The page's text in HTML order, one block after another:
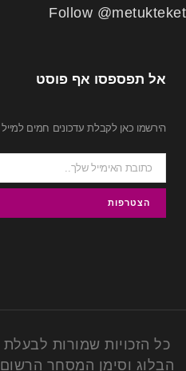
Follow @metukteket
אל תפספסו אף פוסט
הירשמו כאן לקבלת עדכונים חמים למייל
כל הזכויות שמורות לבעלת
הבלוג וסימן המסחר הרשום